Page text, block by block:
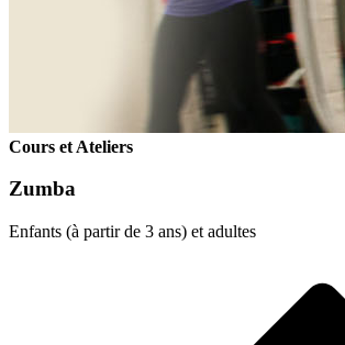
Cours et Ateliers
Zumba
Enfants (à partir de 3 ans) et adultes